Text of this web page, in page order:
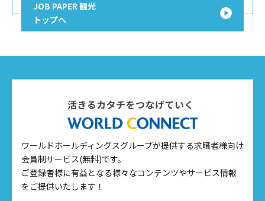
JOB PAPER 観光
トップへ
ワールドホールディングスグループが提供する求職者様向け
会員制サービス(無料)です。
ご登録者様に有益となる様々なコンテンツやサービス情報
をご提供いたします！